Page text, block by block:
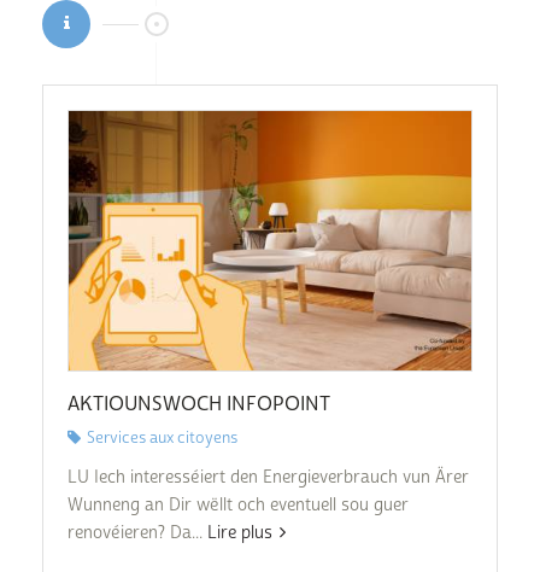
AKTIOUNSWOCH INFOPOINT
Services aux citoyens
LU Iech interesséiert den Energieverbrauch vun Ärer
Wunneng an Dir wëllt och eventuell sou guer
renovéieren? Da... Lire plus